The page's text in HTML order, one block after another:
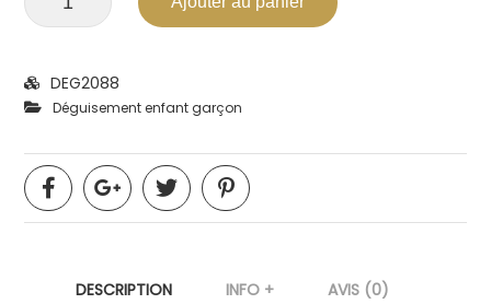
DEG2088
Déguisement enfant garçon
DESCRIPTION INFO + AVIS (0)